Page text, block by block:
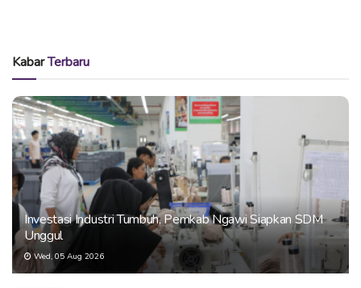
KabarTerbaru
Investasi Industri Tumbuh, Pemkab Ngawi Siapkan SDM
Unggul
Wed, 05 Aug 2026